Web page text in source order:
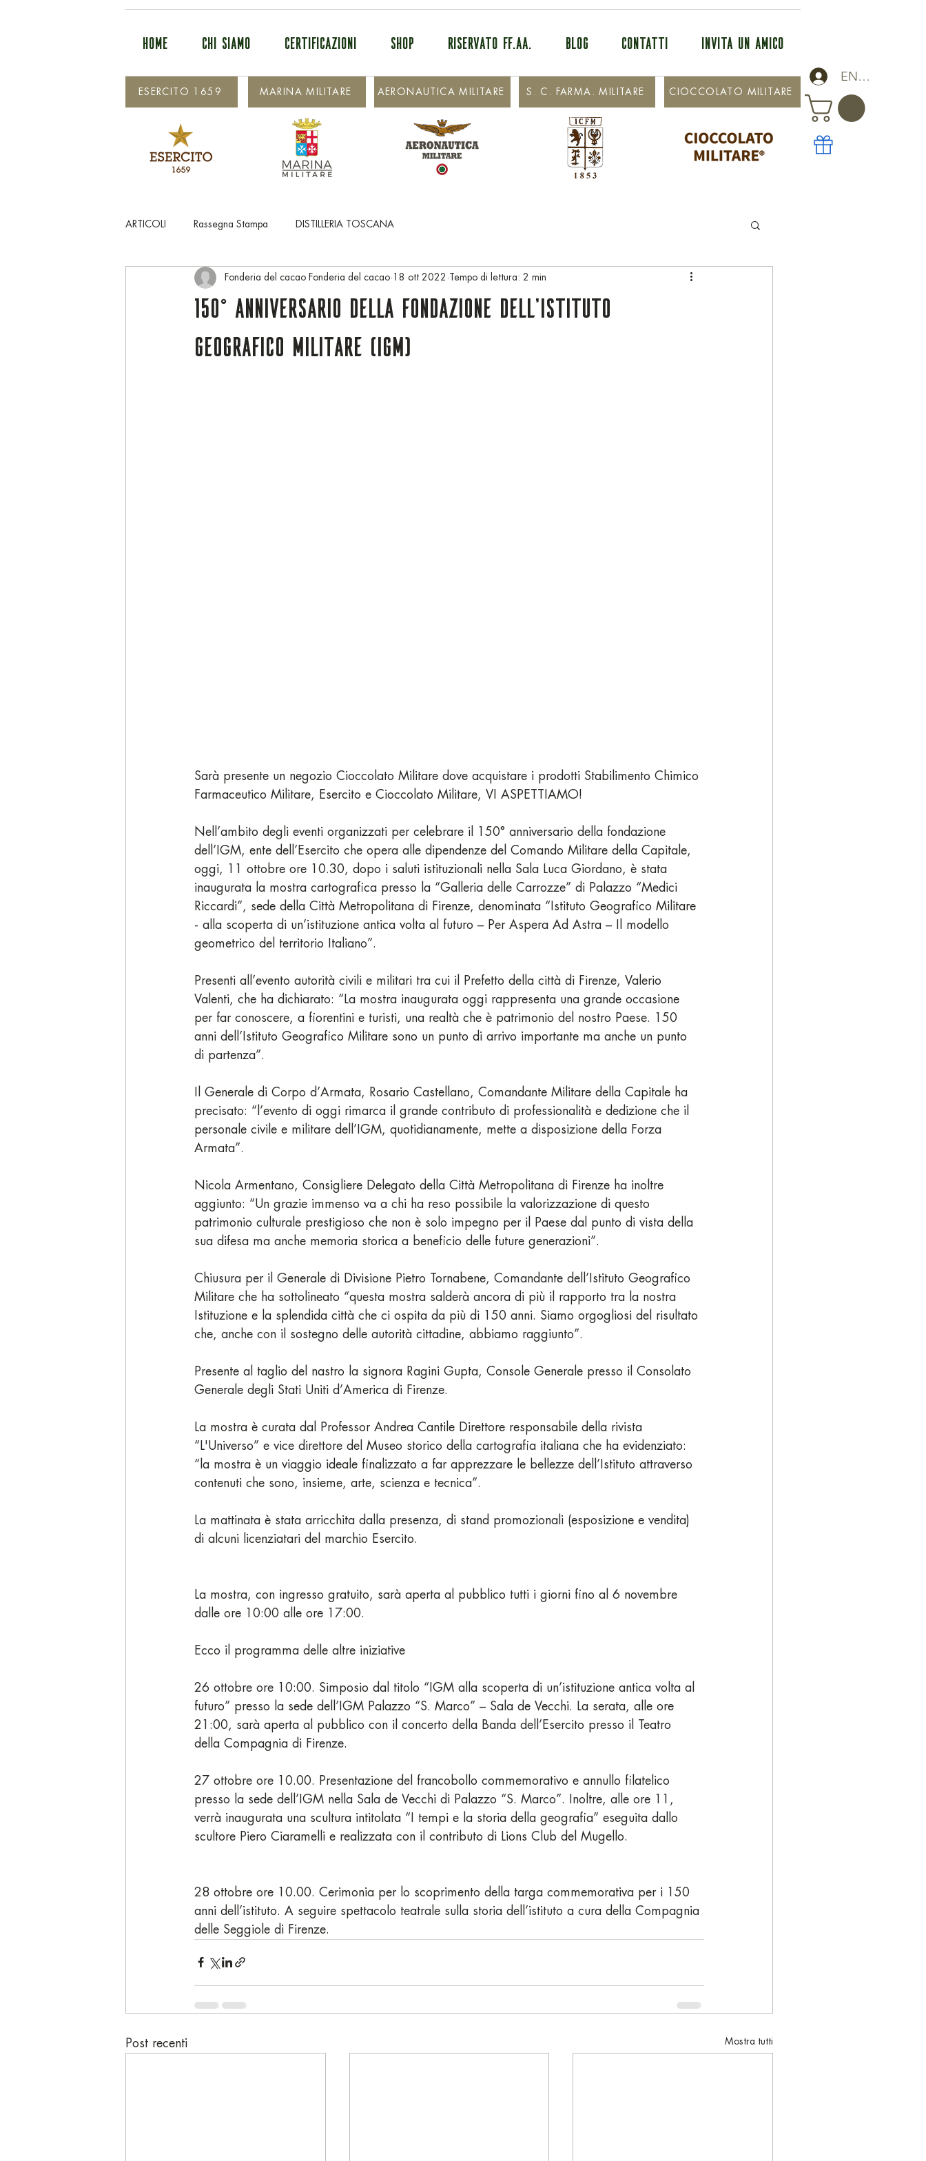
HOME CHI SIAMO CERTIFICAZIONI SHOP RISERVATO FF.AA. BLOG CONTATTI INVITA UN AMICO
CIOCCOLATO MILITARE
S. C. FARMA. MILITARE
ESERCITO 1659
ENTRA
AERONAUTICA MILITARE
MARINA MILITARE
ARTICOLI Rassegna Stampa DISTILLERIA TOSCANA
150° anniversario della fondazione dell’Istituto
Geografico Militare (IGM)
Fonderia del cacao Fonderia del cacao 18 ott 2022 Tempo di lettura: 2 min
Sarà presente un negozio Cioccolato Militare dove acquistare i prodotti Stabilimento Chimico
Farmaceutico Militare, Esercito e Cioccolato Militare, VI ASPETTIAMO!
Nell’ambito degli eventi organizzati per celebrare il 150° anniversario della fondazione
dell’IGM, ente dell’Esercito che opera alle dipendenze del Comando Militare della Capitale,
oggi, 11 ottobre ore 10.30, dopo i saluti istituzionali nella Sala Luca Giordano, è stata
inaugurata la mostra cartografica presso la “Galleria delle Carrozze” di Palazzo “Medici
Riccardi”, sede della Città Metropolitana di Firenze, denominata “Istituto Geografico Militare
- alla scoperta di un’istituzione antica volta al futuro – Per Aspera Ad Astra – Il modello
geometrico del territorio Italiano”.
Presenti all’evento autorità civili e militari tra cui il Prefetto della città di Firenze, Valerio
Valenti, che ha dichiarato: “La mostra inaugurata oggi rappresenta una grande occasione
per far conoscere, a fiorentini e turisti, una realtà che è patrimonio del nostro Paese. 150
anni dell’Istituto Geografico Militare sono un punto di arrivo importante ma anche un punto
di partenza”.
Il Generale di Corpo d’Armata, Rosario Castellano, Comandante Militare della Capitale ha
precisato: “l’evento di oggi rimarca il grande contributo di professionalità e dedizione che il
personale civile e militare dell’IGM, quotidianamente, mette a disposizione della Forza
Armata”.
Nicola Armentano, Consigliere Delegato della Città Metropolitana di Firenze ha inoltre
aggiunto: “Un grazie immenso va a chi ha reso possibile la valorizzazione di questo
patrimonio culturale prestigioso che non è solo impegno per il Paese dal punto di vista della
sua difesa ma anche memoria storica a beneficio delle future generazioni”.
Chiusura per il Generale di Divisione Pietro Tornabene, Comandante dell’Istituto Geografico
Militare che ha sottolineato “questa mostra salderà ancora di più il rapporto tra la nostra
Istituzione e la splendida città che ci ospita da più di 150 anni. Siamo orgogliosi del risultato
che, anche con il sostegno delle autorità cittadine, abbiamo raggiunto”.
Presente al taglio del nastro la signora Ragini Gupta, Console Generale presso il Consolato
Generale degli Stati Uniti d’America di Firenze.
La mostra è curata dal Professor Andrea Cantile Direttore responsabile della rivista
“L'Universo” e vice direttore del Museo storico della cartografia italiana che ha evidenziato:
“la mostra è un viaggio ideale finalizzato a far apprezzare le bellezze dell’Istituto attraverso
contenuti che sono, insieme, arte, scienza e tecnica”.
La mattinata è stata arricchita dalla presenza, di stand promozionali (esposizione e vendita)
di alcuni licenziatari del marchio Esercito.
La mostra, con ingresso gratuito, sarà aperta al pubblico tutti i giorni fino al 6 novembre
dalle ore 10:00 alle ore 17:00.
Ecco il programma delle altre iniziative
26 ottobre ore 10:00. Simposio dal titolo “IGM alla scoperta di un’istituzione antica volta al
futuro” presso la sede dell’IGM Palazzo “S. Marco” – Sala de Vecchi. La serata, alle ore
21:00, sarà aperta al pubblico con il concerto della Banda dell’Esercito presso il Teatro
della Compagnia di Firenze.
27 ottobre ore 10.00. Presentazione del francobollo commemorativo e annullo filatelico
presso la sede dell’IGM nella Sala de Vecchi di Palazzo “S. Marco”. Inoltre, alle ore 11,
verrà inaugurata una scultura intitolata “I tempi e la storia della geografia” eseguita dallo
scultore Piero Ciaramelli e realizzata con il contributo di Lions Club del Mugello.
28 ottobre ore 10.00. Cerimonia per lo scoprimento della targa commemorativa per i 150
anni dell’istituto. A seguire spettacolo teatrale sulla storia dell’istituto a cura della Compagnia
delle Seggiole di Firenze.
Post recenti Mostra tutti